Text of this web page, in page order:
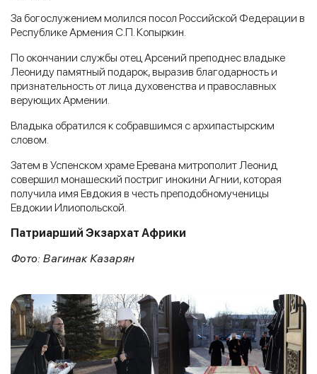
За богослужением молился посол Российской Федерации в
Республике Армения С.П. Копыркин.
По окончании службы отец Арсений преподнес владыке
Леониду памятный подарок, выразив благодарность и
признательность от лица духовенства и православных
верующих Армении.
Владыка обратился к собравшимся с архипастырским
словом.
Затем в Успенском храме Еревана митрополит Леонид
совершил монашеский постриг инокини Агнии, которая
получила имя Евдокия в честь преподобномученицы
Евдокии Илиопольской.
Патриарший Экзархат Африки
Фото: Вагинак Казарян